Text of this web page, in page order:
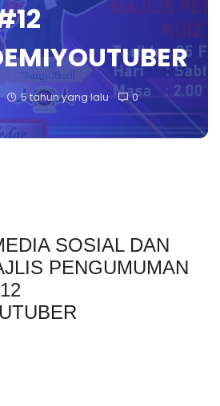
5 tahun yang lalu 0
SOSIAL DAN
PENGUMUMAN